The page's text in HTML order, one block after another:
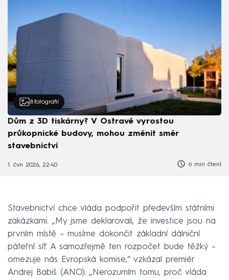
8 fotografií
Dům z 3D tiskárny? V Ostravě vyrostou
průkopnické budovy, mohou změnit směr
stavebnictví
1. čvn 2026, 22:40 6 min čtení
Stavebnictví chce vláda podpořit především státními
zakázkami. „My jsme deklarovali, že investice jsou na
prvním místě – musíme dokončit základní dálniční
páteřní síť. A samozřejmě ten rozpočet bude těžký –
omezuje nás Evropská komise,“ vzkázal premiér
Andrej Babiš (ANO). „Nerozumím tomu, proč vláda